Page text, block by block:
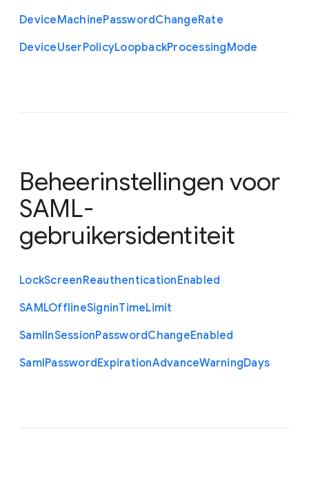
DeviceMachinePasswordChangeRate
DeviceUserPolicyLoopbackProcessingMode
Beheerinstellingen voor
SAML-
gebruikersidentiteit
LockScreenReauthenticationEnabled
SAMLOfflineSigninTimeLimit
SamlInSessionPasswordChangeEnabled
SamlPasswordExpirationAdvanceWarningDays